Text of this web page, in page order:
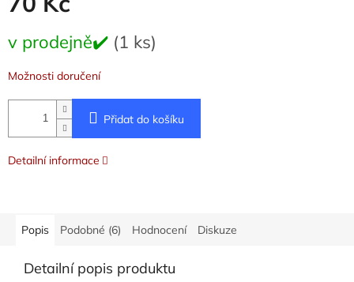
cena:
v prodejně✔️ (1 ks)
Možnosti doručení
Přidat do košíku
Detailní informace
Popis Podobné (6) Hodnocení Diskuze
Detailní popis produktu